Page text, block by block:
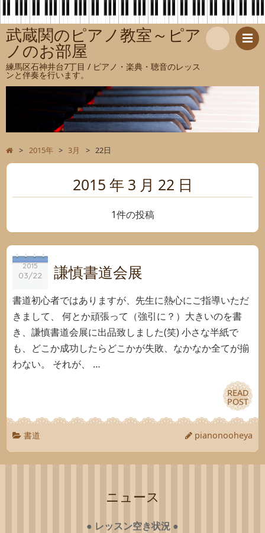
武蔵関のピアノ教室～ピア
ノのお部屋
練馬区石神井台7丁目 / ピアノ・楽典・聴音のレッス
ンと伴奏を行います。
索
> 2015年 > 3月 > 22日
2015 年 3 月 22 日
1件の投稿
2015
03/22
2015
03/22 謙慎書道会展
書道初心者ではありますが、先生に熱心にご指導いただ
きまして、 何とか頑張って（強引に？）大きいのを書
き、謙慎書道会展に出品致しました(笑) 小さな半紙で
も、どこか成功したらどこかが失敗、なかなか全てが揃
わない。 それが、 …
READ
POST
READ
POST
書道 pianonooheya
ニュース
● レッスン空き状況 ●